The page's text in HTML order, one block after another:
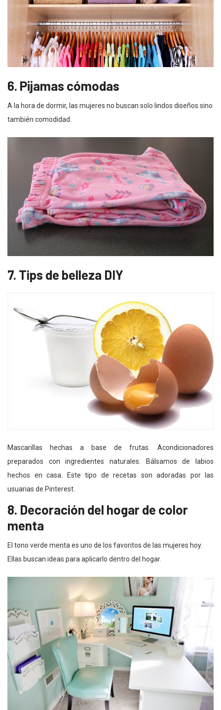
6. Pijamas cómodas
A la hora de dormir, las mujeres no buscan solo lindos diseños sino
también comodidad.
7. Tips de belleza DIY
Mascarillas hechas a base de frutas. Acondicionadores
preparados con ingredientes naturales. Bálsamos de labios
hechos en casa. Este tipo de recetas son adoradas por las
usuarias de Pinterest.
8. Decoración del hogar de color
menta
El tono verde menta es uno de los favoritos de las mujeres hoy.
Ellas buscan ideas para aplicarlo dentro del hogar.